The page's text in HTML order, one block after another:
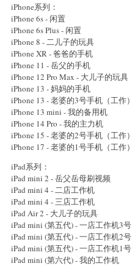
iPhone系列：
iPhone 6s - 闲置
iPhone 6s Plus - 闲置
iPhone 8 - 二儿子的玩具
iPhone XR - 爸爸的手机
iPhone 11 - 岳父的手机
iPhone 12 Pro Max - 大儿子的玩具
iPhone 13 - 妈妈的手机
iPhone 13 - 老婆的3号手机（工作）
iPhone 13 mini - 我的备用机
iPhone 14 Pro - 我的主力机
iPhone 15 - 老婆的2号手机（工作）
iPhone 17 - 老婆的1号手机（工作）
iPad系列：
iPad mini 2 - 岳父岳母刷视频
iPad mini 4 - 二店工作机
iPad mini 4 - 三店工作机
iPad Air 2 - 大儿子的玩具
iPad mini (第五代) - 一店工作机3号
iPad mini (第五代) - 一店工作机2号
iPad mini (第五代) - 一店工作机1号
iPad mini (第六代) - 我的工作机